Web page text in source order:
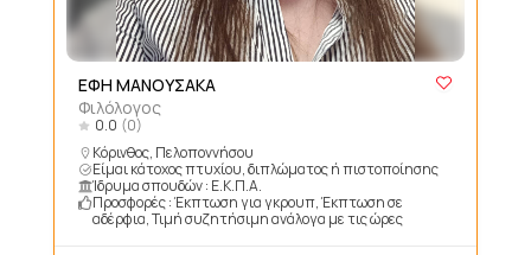
ΕΦΗ ΜΑΝΟΥΣΑΚΑ
Φιλόλογος
0.0 (0)
Κόρινθος, Πελοποννήσου
Είμαι κάτοχος πτυχίου, διπλώματος ή πιστοποίησης
Ίδρυμα σπουδών : Ε.Κ.Π.A.
Προσφορές : Έκπτωση για γκρουπ, Έκπτωση σε
αδέρφια, Τιμή συζητήσιμη ανάλογα με τις ώρες